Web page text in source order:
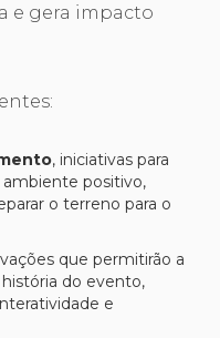
e gera impacto
, iniciativas para
ambiente positivo,
o terreno para o
que permitirão a
do evento,
e